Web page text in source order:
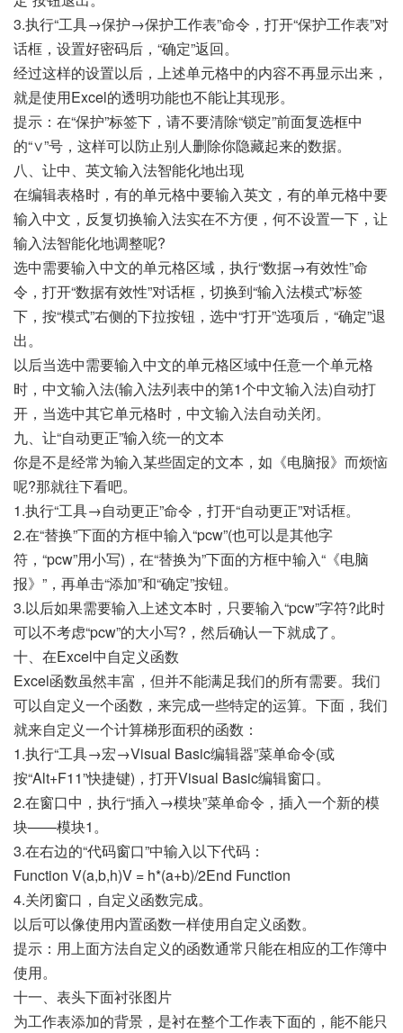
3.执行“工具→保护→保护工作表”命令，打开“保护工作表”对
话框，设置好密码后，“确定”返回。
经过这样的设置以后，上述单元格中的内容不再显示出来，
就是使用Excel的透明功能也不能让其现形。
提示：在“保护”标签下，请不要清除“锁定”前面复选框中
的“∨”号，这样可以防止别人删除你隐藏起来的数据。
八、让中、英文输入法智能化地出现
在编辑表格时，有的单元格中要输入英文，有的单元格中要
输入中文，反复切换输入法实在不方便，何不设置一下，让
输入法智能化地调整呢?
选中需要输入中文的单元格区域，执行“数据→有效性”命
令，打开“数据有效性”对话框，切换到“输入法模式”标签
下，按“模式”右侧的下拉按钮，选中“打开”选项后，“确定”退
出。
以后当选中需要输入中文的单元格区域中任意一个单元格
时，中文输入法(输入法列表中的第1个中文输入法)自动打
开，当选中其它单元格时，中文输入法自动关闭。
九、让“自动更正”输入统一的文本
你是不是经常为输入某些固定的文本，如《电脑报》而烦恼
呢?那就往下看吧。
1.执行“工具→自动更正”命令，打开“自动更正”对话框。
2.在“替换”下面的方框中输入“pcw”(也可以是其他字
符，“pcw”用小写)，在“替换为”下面的方框中输入“《电脑
报》”，再单击“添加”和“确定”按钮。
3.以后如果需要输入上述文本时，只要输入“pcw”字符?此时
可以不考虑“pcw”的大小写?，然后确认一下就成了。
十、在Excel中自定义函数
Excel函数虽然丰富，但并不能满足我们的所有需要。我们
可以自定义一个函数，来完成一些特定的运算。下面，我们
就来自定义一个计算梯形面积的函数：
1.执行“工具→宏→Visual Basic编辑器”菜单命令(或
按“Alt+F11”快捷键)，打开Visual Basic编辑窗口。
2.在窗口中，执行“插入→模块”菜单命令，插入一个新的模
块——模块1。
3.在右边的“代码窗口”中输入以下代码：
Function V(a,b,h)V = h*(a+b)/2End Function
4.关闭窗口，自定义函数完成。
以后可以像使用内置函数一样使用自定义函数。
提示：用上面方法自定义的函数通常只能在相应的工作簿中
使用。
十一、表头下面衬张图片
为工作表添加的背景，是衬在整个工作表下面的，能不能只